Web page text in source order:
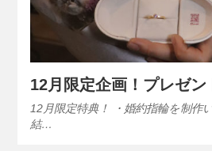
12月限定企画！プレゼン
12月限定特典！ ・婚約指輪を制作
結…